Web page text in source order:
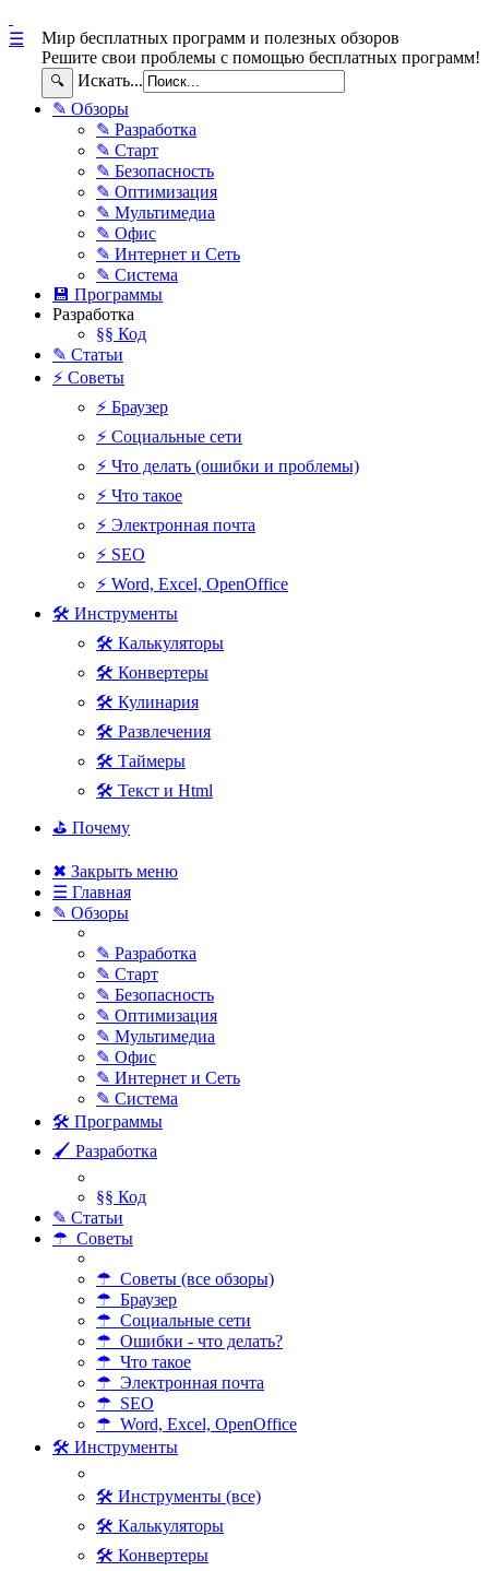
Мир бесплатных программ и полезных обзоров
Решите свои проблемы с помощью бесплатных программ!
🔍 Искать...
☰
✎ Обзоры
✎ Разработка
✎ Старт
✎ Безопасность
✎ Оптимизация
✎ Мультимедиа
✎ Офис
✎ Интернет и Сеть
✎ Система
💾 Программы
Разработка
§§ Код
✎ Статьи
⚡ Советы
⚡ Браузер
⚡ Социальные сети
⚡ Что делать (ошибки и проблемы)
⚡ Что такое
⚡ Электронная почта
⚡ SEO
⚡ Word, Excel, OpenOffice
🛠 Инструменты
🛠 Калькуляторы
🛠 Конвертеры
🛠 Кулинария
🛠 Развлечения
🛠 Таймеры
🛠 Текст и Html
⛳ Почему
✖ Закрыть меню
☰ Главная
✎ Обзоры
✎ Разработка
✎ Старт
✎ Безопасность
✎ Оптимизация
✎ Мультимедиа
✎ Офис
✎ Интернет и Сеть
✎ Система
🛠 Программы
🖌 Разработка
§§ Код
✎ Статьи
☂ Советы
☂ Советы (все обзоры)
☂ Браузер
☂ Социальные сети
☂ Ошибки - что делать?
☂ Что такое
☂ Электронная почта
☂ SEO
☂ Word, Excel, OpenOffice
🛠 Инструменты
🛠 Инструменты (все)
🛠 Калькуляторы
🛠 Конвертеры